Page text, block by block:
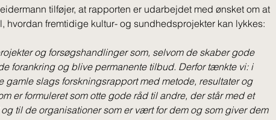
tilføjer, at rapporten er udarbejdet med ønsket om at
hvordan fremtidige kultur- og sundhedsprojekter kan lykkes:
og forsøgshandlinger som, selvom de skaber gode
forankring og blive permanente tilbud. Derfor tænkte vi: i
gamle slags forskningsrapport med metode, resultater og
er formuleret som otte gode råd til andre, der står med et
til de organisationer som er vært for dem og som giver dem